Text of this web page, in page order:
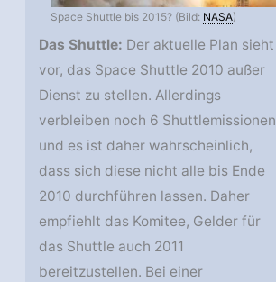
Space Shuttle bis 2015? (Bild: NASA)
Das Shuttle: Der aktuelle Plan sieht
vor, das Space Shuttle 2010 außer
Dienst zu stellen. Allerdings
verbleiben noch 6 Shuttlemissionen
und es ist daher wahrscheinlich,
dass sich diese nicht alle bis Ende
2010 durchführen lassen. Daher
empfiehlt das Komitee, Gelder für
das Shuttle auch 2011
bereitzustellen. Bei einer